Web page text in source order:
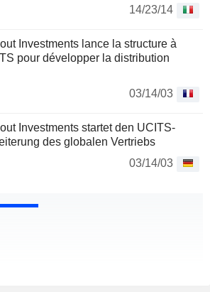
14/23/14
Investments lance la structure à
pour développer la distribution
03/14/03
Investments startet den UCITS-
des globalen Vertriebs
03/14/03